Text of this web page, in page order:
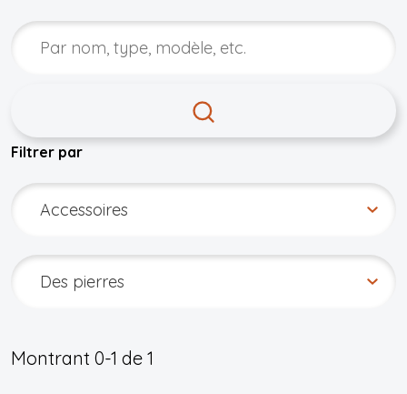
Filtrer par
Montrant 0-1 de 1